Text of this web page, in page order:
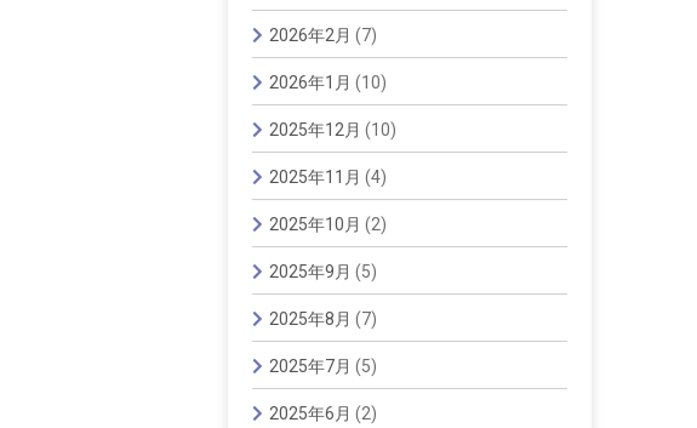
2026年2月 (7)
2026年1月 (10)
2025年12月 (10)
2025年11月 (4)
2025年10月 (2)
2025年9月 (5)
2025年8月 (7)
2025年7月 (5)
2025年6月 (2)